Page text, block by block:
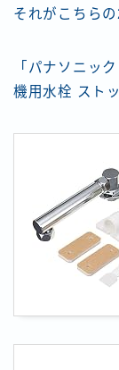
それがこちらの
「パナソニッ
機用水栓 スト